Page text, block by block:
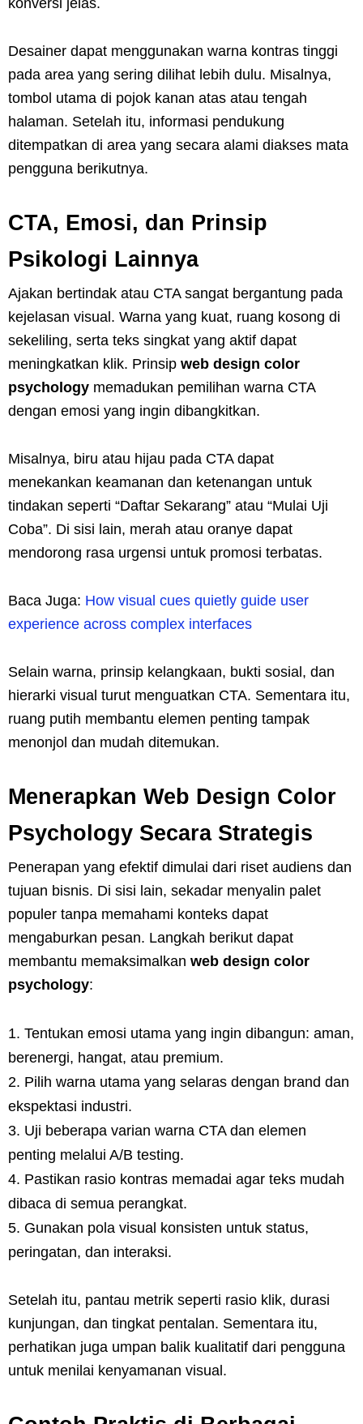
Desainer dapat menggunakan warna kontras tinggi
pada area yang sering dilihat lebih dulu. Misalnya,
tombol utama di pojok kanan atas atau tengah
halaman. Setelah itu, informasi pendukung
ditempatkan di area yang secara alami diakses mata
pengguna berikutnya.
CTA, Emosi, dan Prinsip
Psikologi Lainnya
Ajakan bertindak atau CTA sangat bergantung pada
kejelasan visual. Warna yang kuat, ruang kosong di
sekeliling, serta teks singkat yang aktif dapat
meningkatkan klik. Prinsip web design color
psychology memadukan pemilihan warna CTA
dengan emosi yang ingin dibangkitkan.
Misalnya, biru atau hijau pada CTA dapat
menekankan keamanan dan ketenangan untuk
tindakan seperti “Daftar Sekarang” atau “Mulai Uji
Coba”. Di sisi lain, merah atau oranye dapat
mendorong rasa urgensi untuk promosi terbatas.
Baca Juga: How visual cues quietly guide user
experience across complex interfaces
Selain warna, prinsip kelangkaan, bukti sosial, dan
hierarki visual turut menguatkan CTA. Sementara itu,
ruang putih membantu elemen penting tampak
menonjol dan mudah ditemukan.
Menerapkan Web Design Color
Psychology Secara Strategis
Penerapan yang efektif dimulai dari riset audiens dan
tujuan bisnis. Di sisi lain, sekadar menyalin palet
populer tanpa memahami konteks dapat
mengaburkan pesan. Langkah berikut dapat
membantu memaksimalkan web design color
psychology:
Tentukan emosi utama yang ingin dibangun: aman,
berenergi, hangat, atau premium.
Pilih warna utama yang selaras dengan brand dan
ekspektasi industri.
Uji beberapa varian warna CTA dan elemen
penting melalui A/B testing.
Pastikan rasio kontras memadai agar teks mudah
dibaca di semua perangkat.
Gunakan pola visual konsisten untuk status,
peringatan, dan interaksi.
Setelah itu, pantau metrik seperti rasio klik, durasi
kunjungan, dan tingkat pentalan. Sementara itu,
perhatikan juga umpan balik kualitatif dari pengguna
untuk menilai kenyamanan visual.